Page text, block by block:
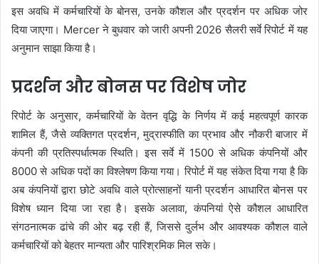
इस अवधि में कर्मचारियों के बोनस, उनके कौशल और प्रदर्शन पर अधिक जोर
दिया जाएगा। Mercer ने बुधवार को जारी अपनी 2026 सैलरी सर्वे रिपोर्ट में यह
अनुमान साझा किया है।
प्रदर्शन और बोनस पर विशेष जोर
रिपोर्ट के अनुसार, कर्मचारियों के वेतन वृद्धि के निर्णय में कई महत्वपूर्ण कारक
शामिल हैं, जैसे व्यक्तिगत प्रदर्शन, मुद्रास्फीति का प्रभाव और नौकरी बाजार में
कंपनी की प्रतिस्पर्धात्मक स्थिति। इस सर्वे में 1500 से अधिक कंपनियों और
8000 से अधिक पदों का विश्लेषण किया गया। रिपोर्ट में यह संकेत दिया गया है कि
अब कंपनियों द्वारा छोटे अवधि वाले प्रोत्साहनों यानी प्रदर्शन आधारित बोनस पर
विशेष ध्यान दिया जा रहा है। इसके अलावा, कंपनियां ऐसे कौशल आधारित
संगठनात्मक ढांचे की ओर बढ़ रही हैं, जिससे दुर्लभ और आवश्यक कौशल वाले
कर्मचारियों को बेहतर मान्यता और पारिश्रमिक मिल सके।